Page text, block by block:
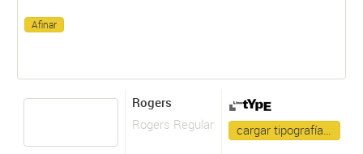
Rogers
Rogers Regular
cargar tipografía…